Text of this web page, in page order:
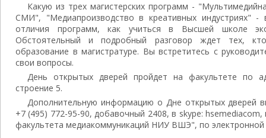
Какую из трех магистерских программ -
СМИ", "Медиапроизводство в креативных индустриях" -
отличия программ, как учиться в Высшей школе
Обстоятельный и подробный разговор ждет тех,
образование в магистратуре. Вы встретитесь с
свои вопросы.
День открытых дверей пройдет на факультете по
строение 5.
Дополнительную информацию о Дне открытых дверей
+7 (495) 772-95-90, добавочный 2408, в skype:
факультета медиакоммуникаций НИУ ВШЭ", по электронной